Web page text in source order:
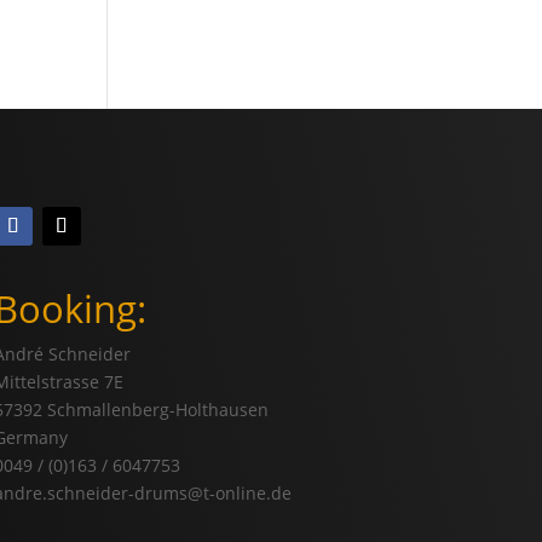
Schneider
7E
Schmallenberg-Holthausen
/ (0)163 / 6047753
drums@t-online.de